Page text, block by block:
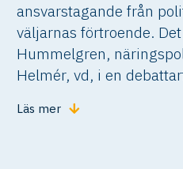
ansvarstagande från
väljarnas förtroende.
Hummelgren,
Helmér, vd, i en
Läs mer